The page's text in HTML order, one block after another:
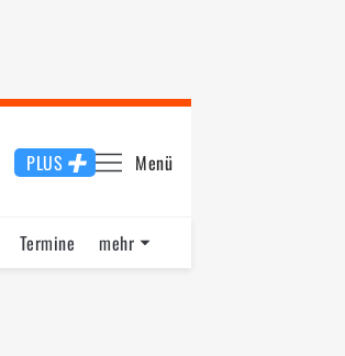
PLUS Menü
Termine
mehr